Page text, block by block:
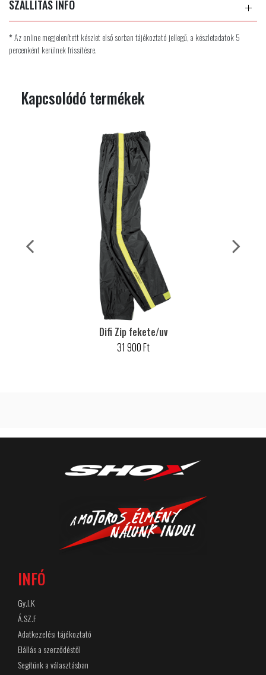
SZÁLLÍTÁS INFÓ
*Az online megjelenített készlet első sorban tájékoztató jellegű, a készletadatok 5
percenként kerülnek frissítésre.
Kapcsolódó termékek
Difi Zip fekete/uv
31 900 Ft
INFÓ
Gy.I.K
Á.SZ.F
Adatkezelési tájékoztató
Elállás a szerződéstől
Segítünk a választásban